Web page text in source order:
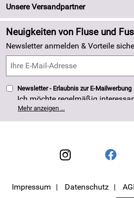
Newsletter
Zahlung und Versand
Kundenlogin
Neu
Angebote
Made in Germany
4,8/5
Unsere Versandpartner
Neuigkeiten von Fluse und
Newsletter anmelden & Vorteile
Newsletter - Erlaubnis zur E-Mailwerbung
Ich möchte regelmäßig
erhalten. Meine E-Mail-Adresse wird nicht an andere
Unternehmen weitergegeben. Die
Nutzung meiner E-Mail- Adresse
Mehr anzeigen ...
Impressum Datenschutz